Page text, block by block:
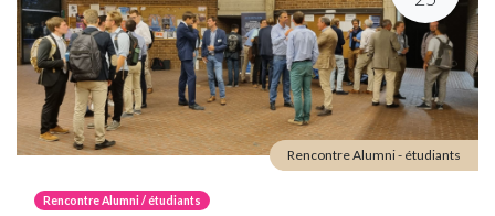
Rencontre Alumni / étudiants
Rencontre Alumni - étudiants